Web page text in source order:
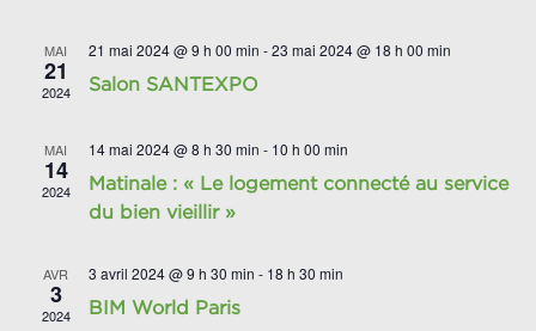
MAI
21
2024
21 mai 2024 @ 9 h 00 min -23 mai 2024 @ 18 h 00 min
Salon SANTEXPO
MAI
14
2024
14 mai 2024 @ 8 h 30 min - 10 h 00 min
Matinale : « Le logement connecté au service
du bien vieillir »
AVR
3
2024
3 avril 2024 @ 9 h 30 min - 18 h 30 min
BIM World Paris